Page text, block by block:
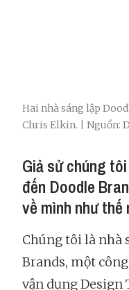
Hai nhà sáng lập
Chris Elkin. | Nguồn:
Giả sử chúng
đến Doodle
về mình như thế
Chúng tôi là nhà
Brands, một
vận dụng